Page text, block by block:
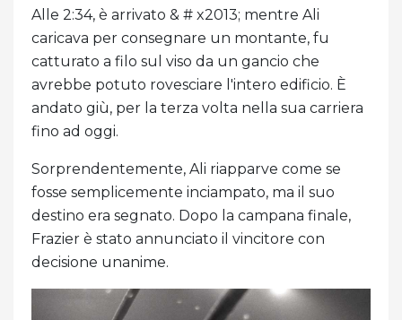
Alle 2:34, è arrivato & # x2013; mentre Ali
caricava per consegnare un montante, fu
catturato a filo sul viso da un gancio che
avrebbe potuto rovesciare l'intero edificio. È
andato giù, per la terza volta nella sua carriera
fino ad oggi.
Sorprendentemente, Ali riapparve come se
fosse semplicemente inciampato, ma il suo
destino era segnato. Dopo la campana finale,
Frazier è stato annunciato il vincitore con
decisione unanime.